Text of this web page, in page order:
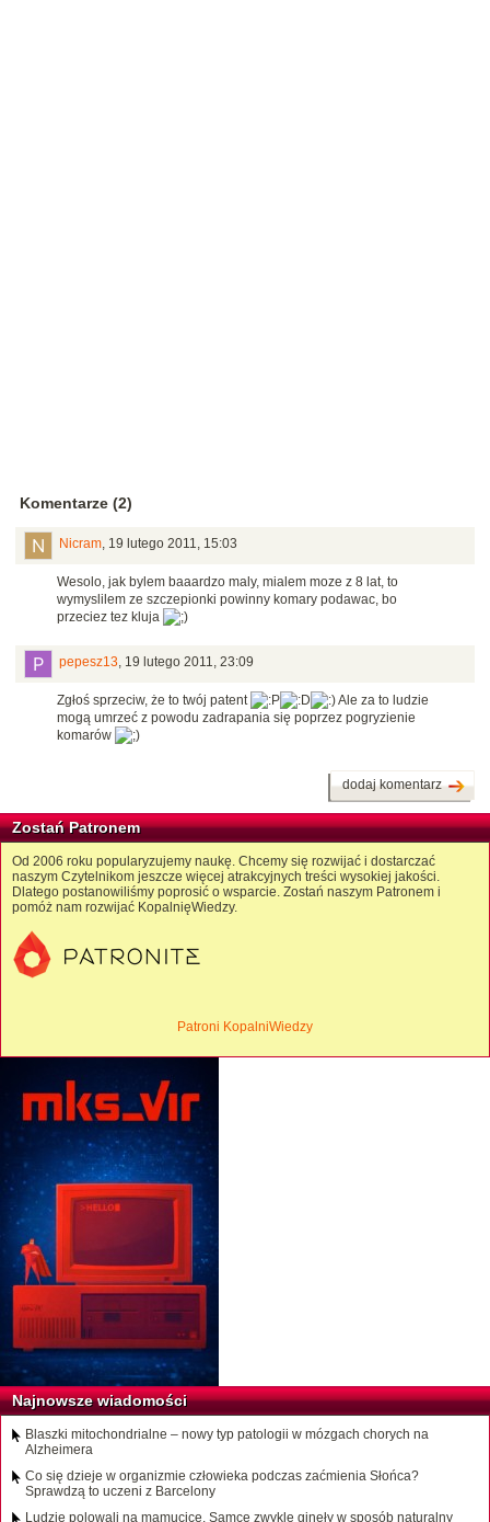
Komentarze (2)
Nicram, 19 lutego 2011, 15:03
Wesolo, jak bylem baaardzo maly, mialem moze z 8 lat, to
wymyslilem ze szczepionki powinny komary podawac, bo
przeciez tez kluja
pepesz13, 19 lutego 2011, 23:09
Zgłoś sprzeciw, że to twój patent
Ale za to ludzie
mogą umrzeć z powodu zadrapania się poprzez pogryzienie
komarów
dodaj komentarz
Zostań Patronem
Od 2006 roku popularyzujemy naukę. Chcemy się rozwijać i dostarczać
naszym Czytelnikom jeszcze więcej atrakcyjnych treści wysokiej jakości.
Dlatego postanowiliśmy poprosić o wsparcie. Zostań naszym Patronem i
pomóż nam rozwijać KopalnięWiedzy.
Patroni KopalniWiedzy
Najnowsze wiadomości
Blaszki mitochondrialne – nowy typ patologii w mózgach chorych na
Alzheimera
Co się dzieje w organizmie człowieka podczas zaćmienia Słońca?
Sprawdzą to uczeni z Barcelony
Ludzie polowali na mamucice. Samce zwykle ginęły w sposób naturalny